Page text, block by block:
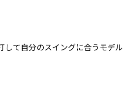
して自分のスイングに合うモデル